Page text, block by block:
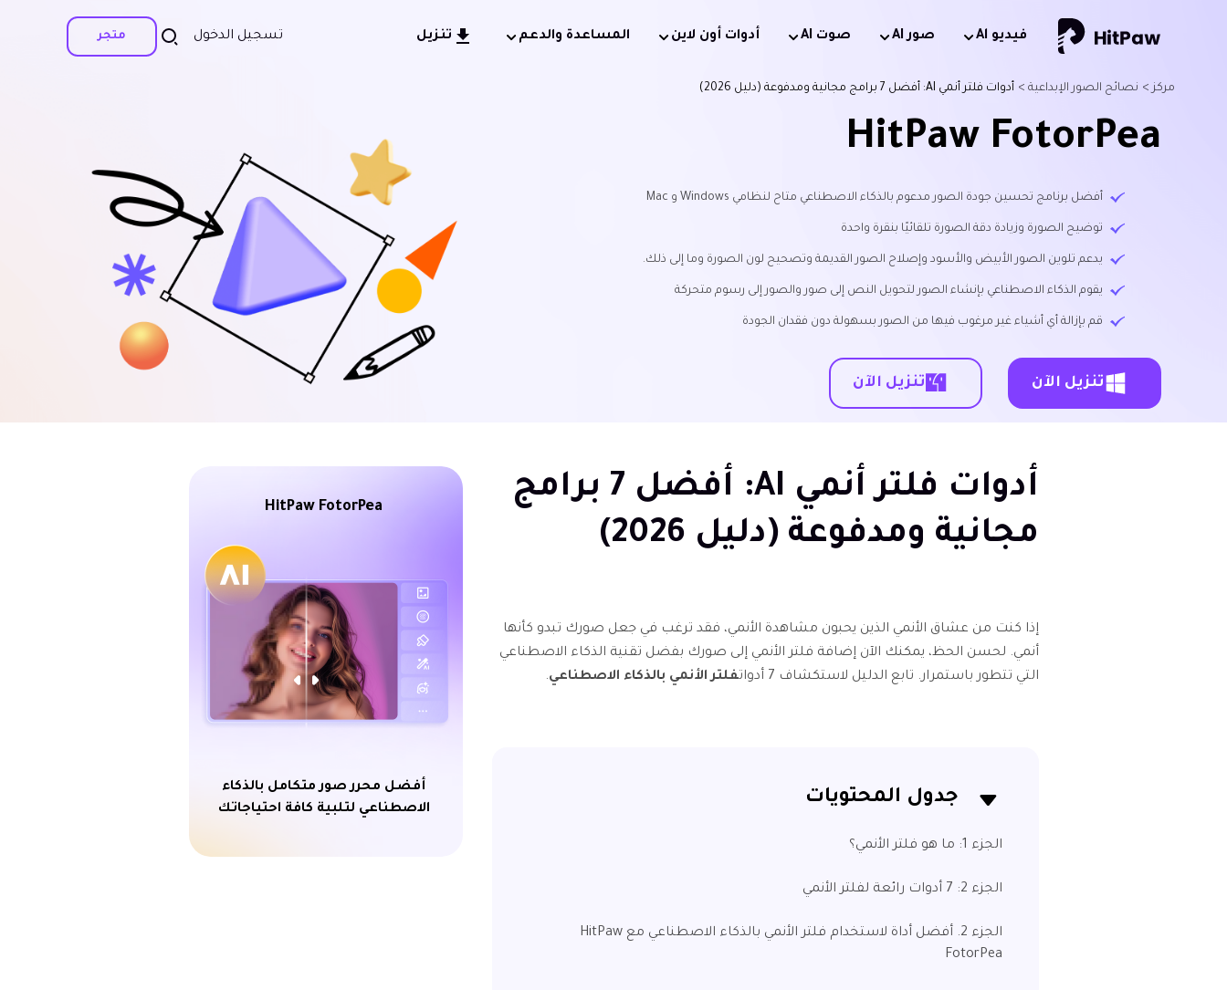
تسجيل الدخول متجر فيديو Al صور AI صوت AI أدوات أون لاين المساعدة والدعم تنزيل
مركز > نصائح الصور الإبداعية > أدوات فلتر أنمي AI: أفضل 7 برامج مجانية ومدفوعة (دليل 2026)
HitPaw FotorPea
أفضل برنامج تحسين جودة الصور مدعوم بالذكاء الاصطناعي متاح لنظامي Windows و Mac
توضيح الصورة وزيادة دقة الصورة تلقائيًا بنقرة واحدة
يدعم تلوين الصور الأبيض والأسود وإصلاح الصور القديمة وتصحيح لون الصورة وما إلى ذلك.
يقوم الذكاء الاصطناعي بإنشاء الصور لتحويل النص إلى صور والصور إلى رسوم متحركة
قم بإزالة أي أشياء غير مرغوب فيها من الصور بسهولة دون فقدان الجودة
تنزيل الآن تنزيل الآن
أدوات فلتر أنمي AI: أفضل 7 برامج
مجانية ومدفوعة (دليل 2026)
إذا كنت من عشاق الأنمي الذين يحبون مشاهدة الأنمي، فقد ترغب في جعل صورك تبدو كأنها
أنمي. لحسن الحظ، يمكنك الآن إضافة فلتر الأنمي إلى صورك بفضل تقنية الذكاء الاصطناعي
التي تتطور باستمرار. تابع الدليل لاستكشاف 7 أدوات
فلتر الأنمي بالذكاء الاصطناعي.
جدول المحتويات
الجزء 1: ما هو فلتر الأنمي؟
الجزء 2: 7 أدوات رائعة لفلتر الأنمي
الجزء 2. أفضل أداة لاستخدام فلتر الأنمي بالذكاء الاصطناعي مع HitPaw
FotorPea
HitPaw FotorPea
أفضل محرر صور متكامل بالذكاء
الاصطناعي لتلبية كافة احتياجاتك